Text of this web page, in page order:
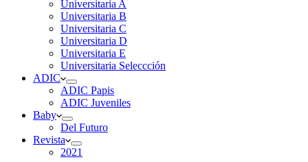
Universitaria A
Universitaria B
Universitaria C
Universitaria D
Universitaria E
Universitaria Seleccción
ADIC
ADIC Papis
ADIC Juveniles
Baby
Del Futuro
Revista
2021